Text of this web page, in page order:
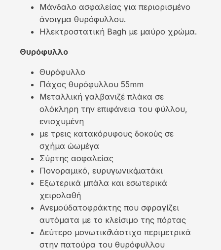
Μάνδαλο ασφαλείας για περιορισμένο
άνοιγμα θυρόφυλλου.
Ηλεκτροστατική Bagh µε μαύρο χρώμα.
Θυρόφυλλο
Θυρόφυλλο
Πάχος θυρόφυλλου 55mm
Μεταλλική γαλβανιζέ πλάκα σε
ολόκληρη την επιφάνεια του φύλλου,
ενισχυμένη
µε τρεις κατακόρυφους δοκοὺς σε
σχήμα ὠωμέγα
Σύρτης ασφαλείας
Πονοραμικό, ευρυγωνικὀ µατάκι
Εξωτερικά μπάλα και εσωτερικἁ
χειρολαθἠ
Ανεμούδατοφράκτης που σφραγίζει
αυτόματα µε το κλείσιµο της πόρτας
Δεύτερο μονωτικὀ λάστιχο περιμετρικά
στην πατούρα του θυρόφυλλου